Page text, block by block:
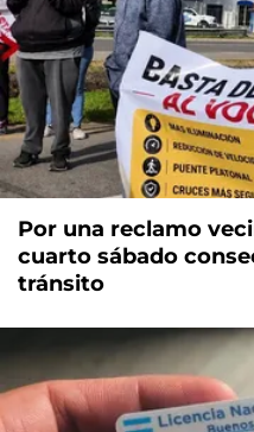
Por una reclamo
cuarto sábado
tránsito